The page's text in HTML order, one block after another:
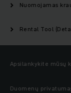
Nuomojamas
Rental Tool
Apsilankykite mūsų
Duomenų